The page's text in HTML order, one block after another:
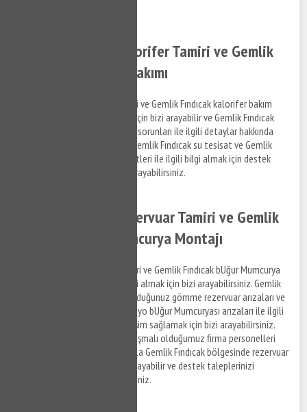
Gemlik Fındıcak Kalorifer Tamiri ve Gemlik
Fındıcak Kalorifer Bakımı
Gemlik Fındıcak kalorifer tamiri ve Gemlik Fındıcak kalorifer bakım
hizmetleri ile ilgili bilgi almak için bizi arayabilir ve Gemlik Fındıcak
bölgesinde yaşadığınız tesisat sorunları ile ilgili detaylar hakkında
bizimle iletişim kurabilirsiniz. Gemlik Fındıcak su tesisat ve Gemlik
Fındıcak kalorifer tamiri hizmetleri ile ilgili bilgi almak için destek
taleplerinizi iletmek için bizi arayabilirsiniz.
Gemlik Fındıcak Rezervuar Tamiri ve Gemlik
Fındıcak BUğur Mumcurya Montajı
Gemlik Fındıcak rezervuar tamiri ve Gemlik Fındıcak bUğur Mumcurya
montaj hizmetleri ile ilgili bilgi almak için bizi arayabilirsiniz. Gemlik
Fındıcak bölgesinde yaşamış olduğunuz gömme rezervuar arızaları ve
mutfak bUğur Mumcuryası, banyo bUğur Mumcuryası arızaları ile ilgili
hizmet almak ve detaylara erişim sağlamak için bizi arayabilirsiniz.
Mülklendirme ve detayları anlaşmalı olduğumuz firma personelleri
gerçekleştirmektedir. Dolayısıyla Gemlik Fındıcak bölgesinde rezervuar
tamir desteği almak için bizi arayabilir ve destek taleplerinizi
anlaşmalı kurumlara iletebilirsiniz.